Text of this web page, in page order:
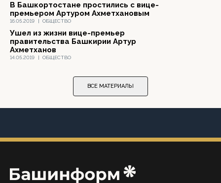
16.05.2019 | ОБЩЕСТВО
В Башкортостане простились с вице-
премьером Артуром Ахметхановым
14.05.2019 | ОБЩЕСТВО
Ушел из жизни вице-премьер
правительства Башкирии Артур
Ахметханов
ВСЕ МАТЕРИАЛЫ